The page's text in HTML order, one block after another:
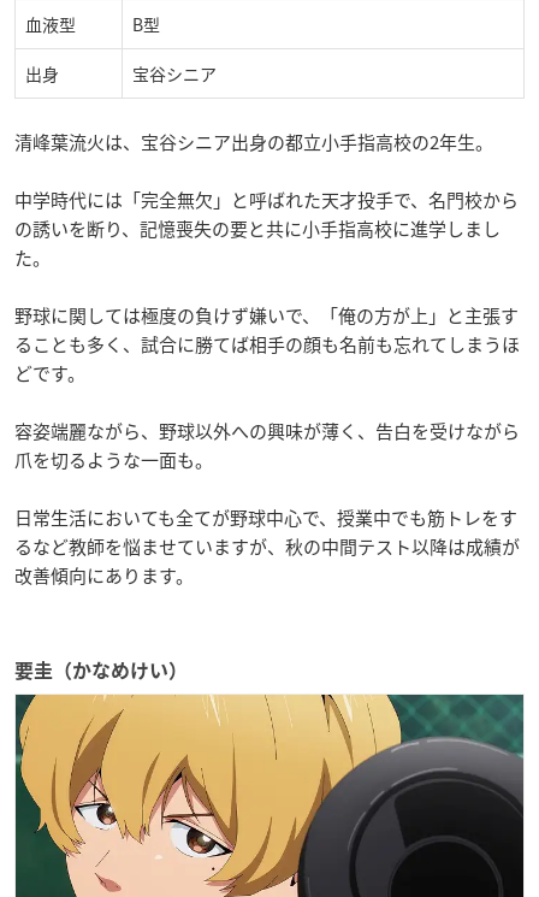
血液型 B型
出身 宝谷シニア
清峰葉流火は、宝谷シニア出身の都立小手指高校の2年生。
中学時代には「完全無欠」と呼ばれた天才投手で、名門校から
の誘いを断り、記憶喪失の要と共に小手指高校に進学しまし
た。
野球に関しては極度の負けず嫌いで、「俺の方が上」と主張す
ることも多く、試合に勝てば相手の顔も名前も忘れてしまうほ
どです。
容姿端麗ながら、野球以外への興味が薄く、告白を受けながら
爪を切るような一面も。
日常生活においても全てが野球中心で、授業中でも筋トレをす
るなど教師を悩ませていますが、秋の中間テスト以降は成績が
改善傾向にあります。
要圭（かなめけい）